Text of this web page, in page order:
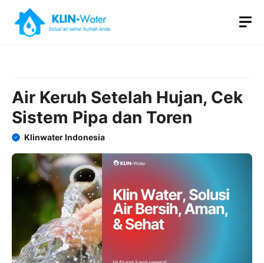
content
Air Keruh Setelah Hujan, Cek
Sistem Pipa dan Toren
Klinwater Indonesia